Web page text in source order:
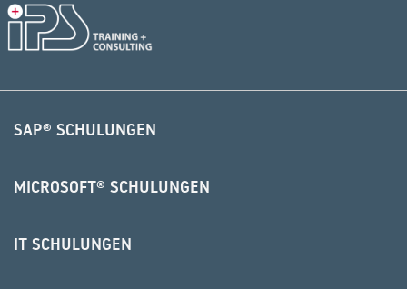
SAP® SCHULUNGEN
MICROSOFT® SCHULUNGEN
IT SCHULUNGEN